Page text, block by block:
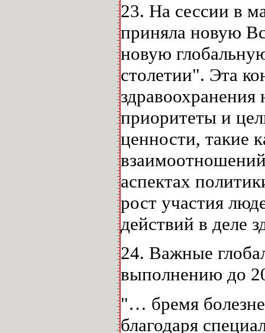
23. На сессии в
приняла новую
новую
столетии". Эта
здравоохранения
приоритеты и
ценности, такие
аспектах
рост участия
действий в деле
24. Важные
выполнению до
"… бремя
благодаря